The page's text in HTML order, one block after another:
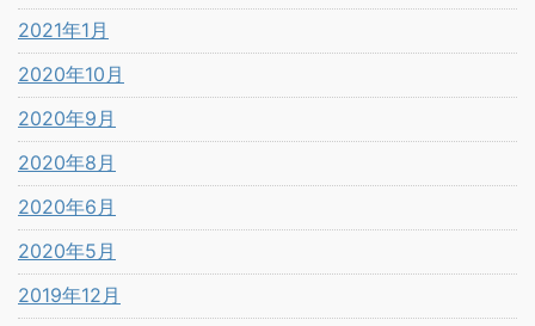
2021年1月
2020年10月
2020年9月
2020年8月
2020年6月
2020年5月
2019年12月